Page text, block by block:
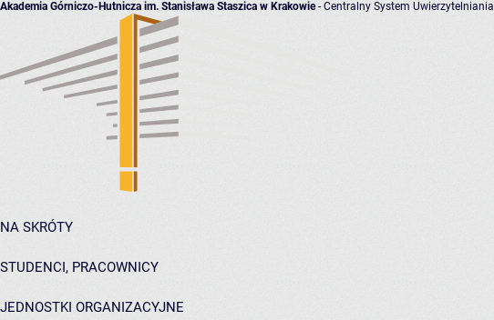
Akademia Górniczo-Hutnicza im. Stanisława Staszica w Krakowie- Centralny System Uwierzytelniania
NA SKRÓTY
STUDENCI, PRACOWNICY
JEDNOSTKI ORGANIZACYJNE